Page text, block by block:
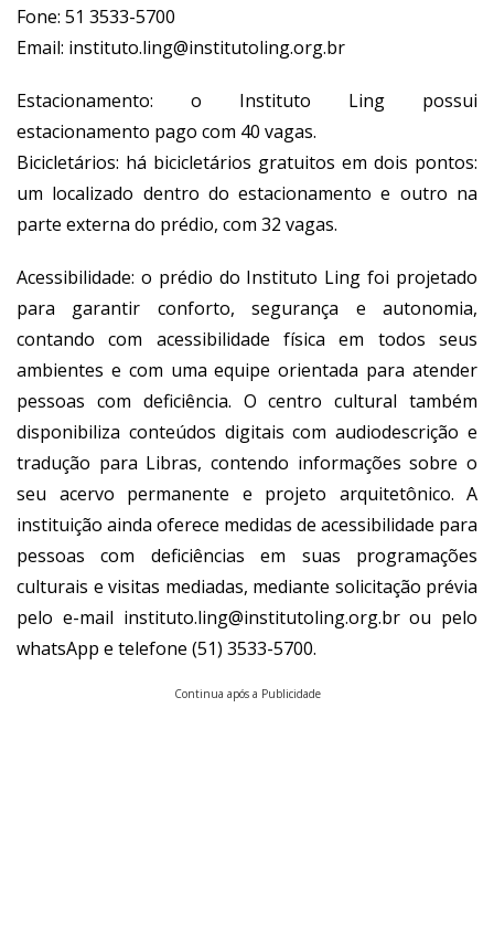
Fone: 51 3533-5700
Email: instituto.ling@institutoling.org.br
Estacionamento: o Instituto Ling possui
estacionamento pago com 40 vagas.
Bicicletários: há bicicletários gratuitos em dois pontos:
um localizado dentro do estacionamento e outro na
parte externa do prédio, com 32 vagas.
Acessibilidade: o prédio do Instituto Ling foi projetado
para garantir conforto, segurança e autonomia,
contando com acessibilidade física em todos seus
ambientes e com uma equipe orientada para atender
pessoas com deficiência. O centro cultural também
disponibiliza conteúdos digitais com audiodescrição e
tradução para Libras, contendo informações sobre o
seu acervo permanente e projeto arquitetônico. A
instituição ainda oferece medidas de acessibilidade para
pessoas com deficiências em suas programações
culturais e visitas mediadas, mediante solicitação prévia
pelo e-mail instituto.ling@institutoling.org.brou pelo
whatsApp e telefone (51) 3533-5700.
Continua após a Publicidade